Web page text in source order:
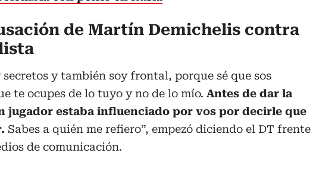
de Martín Demichelis contra
secretos y también soy frontal, porque sé que sos
te ocupes de lo tuyo y no de lo mío. Antes de dar la
jugador estaba influenciado por vos por decirle que
Sabes a quién me refiero”, empezó diciendo el DT frente
de comunicación.